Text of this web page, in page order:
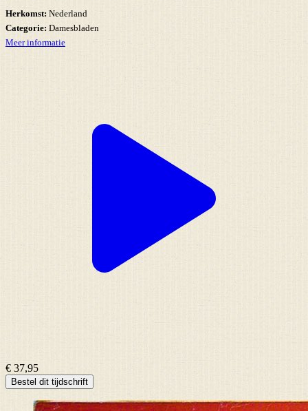
Herkomst: Nederland
Categorie: Damesbladen
Meer informatie
€ 37,95
Bestel dit tijdschrift